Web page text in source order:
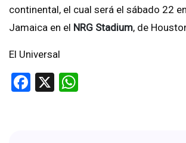
continental, el cual será el sábado 22
Jamaica en el NRG Stadium, de
El Universal
Facebook
X